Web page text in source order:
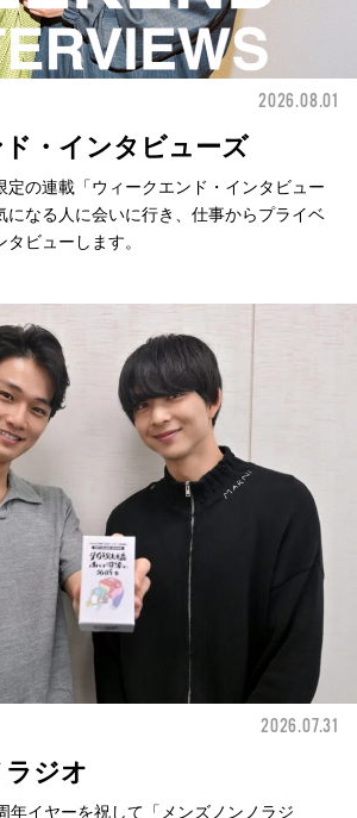
2026.08.01
・インタビューズ
定の連載「ウィークエンド・インタビュー
になる人に会いに行き、仕事からプライベ
ビューします。
2026.07.31
ジオ
年イヤーを祝して「メンズノンノラジ